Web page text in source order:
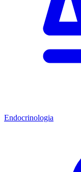
Endocrinologia